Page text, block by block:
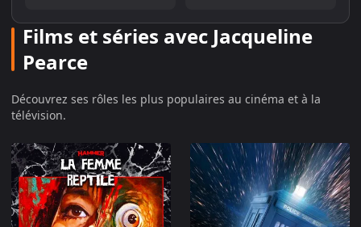
Films et séries avec Jacqueline
Pearce
Découvrez ses rôles les plus populaires au cinéma et à la
télévision.